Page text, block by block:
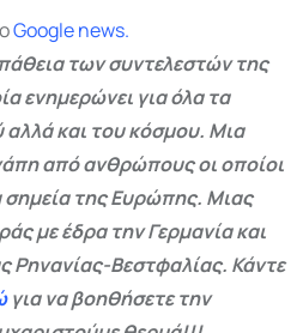
Googlenews.
των συντελεστών της
ενημερώνει για όλα τα
και του κόσμου. Μια
από ανθρώπους οι οποίοι
σημεία της Ευρώπης. Μιας
με έδρα την Γερμανία και
Ρηνανίας-Βεστφαλίας. Κάντε
για να βοηθήσετε την